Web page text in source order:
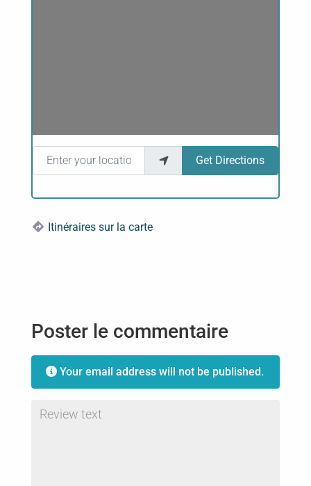
Enter your location
Get Directions
Itinéraires sur la carte
Poster le commentaire
Your email address will not be published.